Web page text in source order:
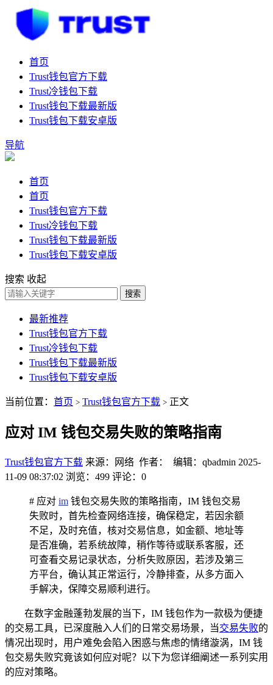
首页
Trust钱包官方下载
Trust冷钱包下载
Trust钱包下载最新版
Trust钱包下载安卓版
导航
首页
首页
Trust钱包官方下载
Trust冷钱包下载
Trust钱包下载最新版
Trust钱包下载安卓版
搜索 收起
搜索
最新推荐
Trust钱包官方下载
Trust冷钱包下载
Trust钱包下载最新版
Trust钱包下载安卓版
当前位置： 首页 > Trust钱包官方下载 > 正文
应对 IM 钱包交易失败的策略指南
Trust钱包官方下载 来源：网络 作者： 编辑：qbadmin 2025-
11-09 08:37:02 浏览：499 评论：0
# 应对 im 钱包交易失败的策略指南，IM 钱包交易
失败时，首先检查网络连接，确保稳定，若因余额
不足，及时充值，核对交易信息，如金额、地址等
是否准确，若系统故障，稍作等待或联系客服，还
可查看交易记录状态，分析失败原因，若涉及第三
方平台，确认其正常运行，冷静排查，从多方面入
手解决，保障交易顺利进行。
在数字金融蓬勃发展的当下，IM 钱包作为一款极为便捷
的交易工具，已深度融入人们的日常交易场景，当交易失败的
情况出现时，用户难免会陷入困惑与焦虑的情绪漩涡，IM 钱
包交易失败究竟该如何应对呢？以下为您详细阐述一系列实用
的应对策略。